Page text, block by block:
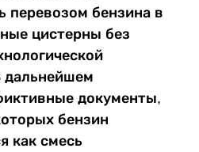
перевозом бензина в
цистерны без
дальнейшем
документы,
бензин
как смесь